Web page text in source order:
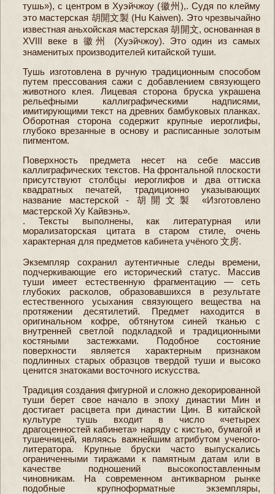
тушь»), с центром в Хуэйчжоу (徽州),. Судя по клейму
это мастерская 胡開文製 (Hu Kaiwen). Это чрезвычайно
известная аньхойская мастерская 胡開文, основанная в
XVIII веке в 徽州 (Хуэйчжоу). Это один из самых
знаменитых производителей китайской туши.
Тушь изготовлена в ручную традиционным способом
путем прессования сажи с добавлением связующего
животного клея. Лицевая сторона бруска украшена
рельефными каллиграфическими надписями,
имитирующими текст на древних бамбуковых планках.
Оборотная сторона содержит крупные иероглифы,
глубоко врезанные в основу и расписанные золотым
пигментом.
Поверхность предмета несет на себе массив
каллиграфических текстов. На фронтальной плоскости
присутствуют столбцы иероглифов и два оттиска
квадратных печатей, традиционно указывающих
название мастерской - 胡開文製 «Изготовлено
мастерской Ху Кайвэнь».
. Тексты выполнены, как литературная или
морализаторская цитата в старом стиле, очень
характерная для предметов кабинета учёного 文房.
Экземпляр сохранил аутентичные следы времени,
подчеркивающие его исторический статус. Массив
туши имеет естественную фрагментацию — сеть
глубоких расколов, образовавшихся в результате
естественного усыхания связующего вещества на
протяжении десятилетий. Предмет находится в
оригинальном кофре, обтянутом синей тканью с
внутренней светлой подкладкой и традиционными
костяными застежками. Подобное состояние
поверхности является характерным признаком
подлинных старых образцов твердой туши и высоко
ценится знатоками восточного искусства.
Традиция создания фигурной и сложно декорированной
туши берет свое начало в эпоху династии Мин и
достигает расцвета при династии Цин. В китайской
культуре тушь входит в число «четырех
драгоценностей кабинета» наряду с кистью, бумагой и
тушечницей, являясь важнейшим атрибутом ученого-
литератора. Крупные бруски часто выпускались
ограниченными тиражами к памятным датам или в
качестве подношений высокопоставленным
чиновникам. На современном антикварном рынке
подобные крупноформатные экземпляры,